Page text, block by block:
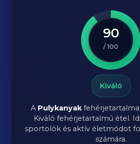
90
/ 100
Kiváló
A Pulykanyakfehérjetartalma
Kiváló fehérjetartalmú étel.
sportolók és aktív életmódot
számára.